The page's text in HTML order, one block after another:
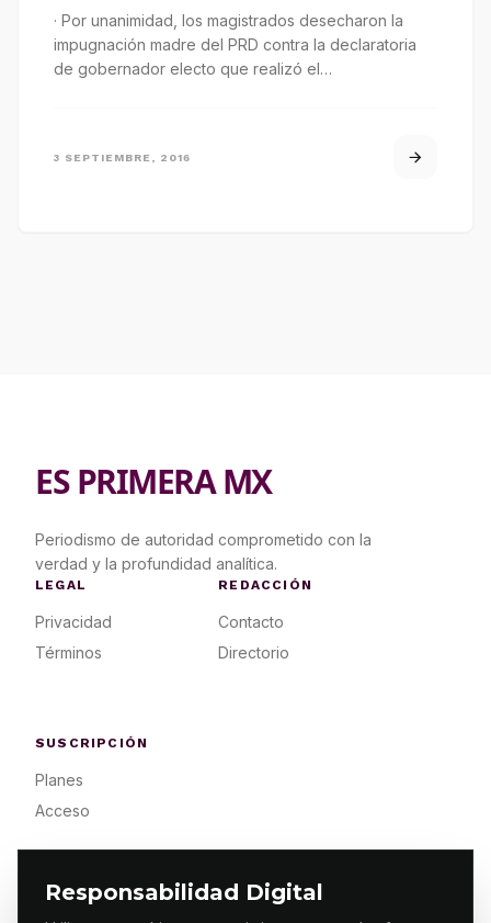
Responsabilidad Digital
· Por unanimidad, los magistrados desecharon la
impugnación madre del PRD contra la declaratoria
de gobernador electo que realizó el…
3 SEPTIEMBRE, 2016
ES PRIMERA MX
Periodismo de autoridad comprometido con la
verdad y la profundidad analítica.
LEGAL
Privacidad
Términos
REDACCIÓN
Contacto
Directorio
SUSCRIPCIÓN
Planes
Acceso